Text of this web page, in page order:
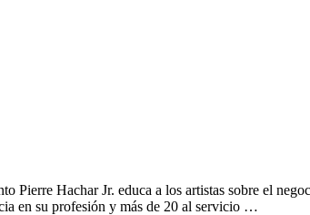
Pierre Hachar Jr. educa a los artistas sobre el
en su profesión y más de 20 al servicio …